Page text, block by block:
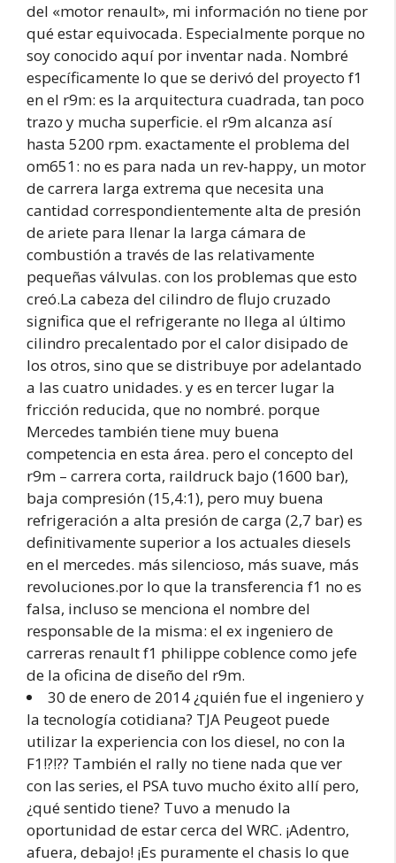
del «motor renault», mi información no tiene por
qué estar equivocada. Especialmente porque no
soy conocido aquí por inventar nada. Nombré
específicamente lo que se derivó del proyecto f1
en el r9m: es la arquitectura cuadrada, tan poco
trazo y mucha superficie. el r9m alcanza así
hasta 5200 rpm. exactamente el problema del
om651: no es para nada un rev-happy, un motor
de carrera larga extrema que necesita una
cantidad correspondientemente alta de presión
de ariete para llenar la larga cámara de
combustión a través de las relativamente
pequeñas válvulas. con los problemas que esto
creó.La cabeza del cilindro de flujo cruzado
significa que el refrigerante no llega al último
cilindro precalentado por el calor disipado de
los otros, sino que se distribuye por adelantado
a las cuatro unidades. y es en tercer lugar la
fricción reducida, que no nombré. porque
Mercedes también tiene muy buena
competencia en esta área. pero el concepto del
r9m – carrera corta, raildruck bajo (1600 bar),
baja compresión (15,4:1), pero muy buena
refrigeración a alta presión de carga (2,7 bar) es
definitivamente superior a los actuales diesels
en el mercedes. más silencioso, más suave, más
revoluciones.por lo que la transferencia f1 no es
falsa, incluso se menciona el nombre del
responsable de la misma: el ex ingeniero de
carreras renault f1 philippe coblence como jefe
de la oficina de diseño del r9m.
30 de enero de 2014 ¿quién fue el ingeniero y
la tecnología cotidiana? TJA Peugeot puede
utilizar la experiencia con los diesel, no con la
F1!?!?? También el rally no tiene nada que ver
con las series, el PSA tuvo mucho éxito allí pero,
¿qué sentido tiene? Tuvo a menudo la
oportunidad de estar cerca del WRC. ¡Adentro,
afuera, debajo! ¡Es puramente el chasis lo que